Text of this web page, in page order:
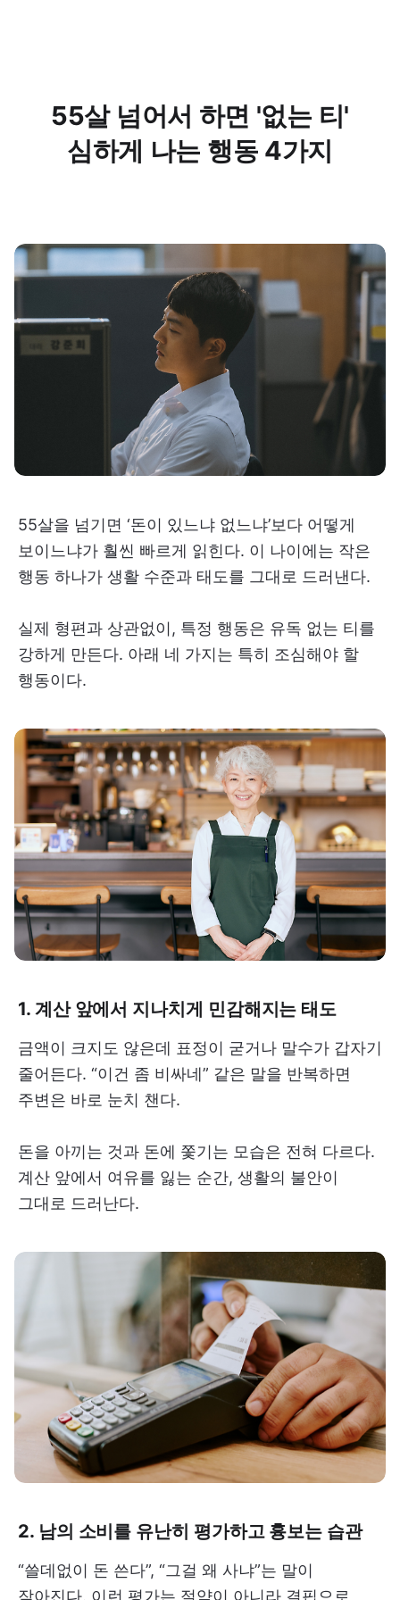
55살 넘어서 하면 '없는 티'
심하게 나는 행동 4가지
55살을 넘기면 ‘돈이 있느냐 없느냐’보다 어떻게
보이느냐가 훨씬 빠르게 읽힌다. 이 나이에는 작은
행동 하나가 생활 수준과 태도를 그대로 드러낸다.
실제 형편과 상관없이, 특정 행동은 유독 없는 티를
강하게 만든다. 아래 네 가지는 특히 조심해야 할
행동이다.
1. 계산 앞에서 지나치게 민감해지는 태도
금액이 크지도 않은데 표정이 굳거나 말수가 갑자기
줄어든다. “이건 좀 비싸네” 같은 말을 반복하면
주변은 바로 눈치 챈다.
돈을 아끼는 것과 돈에 쫓기는 모습은 전혀 다르다.
계산 앞에서 여유를 잃는 순간, 생활의 불안이
그대로 드러난다.
2. 남의 소비를 유난히 평가하고 흉보는 습관
“쓸데없이 돈 쓴다”, “그걸 왜 사냐”는 말이